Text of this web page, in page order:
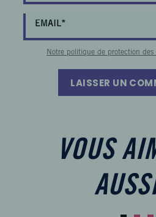
Notre politique de protection des
LAISSER UN
VOUS